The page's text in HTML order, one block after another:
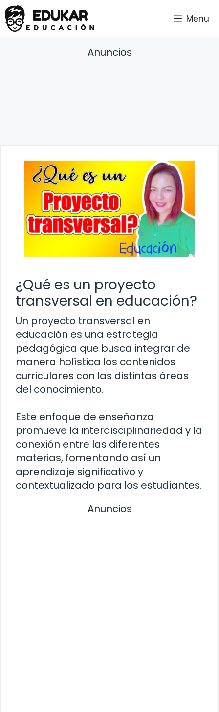
Saltar
al
contenido
Menu
Anuncios
¿Qué es un proyecto
transversal en educación?
Un proyecto transversal en
educación es una estrategia
pedagógica que busca integrar de
manera holística los contenidos
curriculares con las distintas áreas
del conocimiento.
Este enfoque de enseñanza
promueve la interdisciplinariedad y la
conexión entre las diferentes
materias, fomentando así un
aprendizaje significativo y
contextualizado para los estudiantes.
Anuncios